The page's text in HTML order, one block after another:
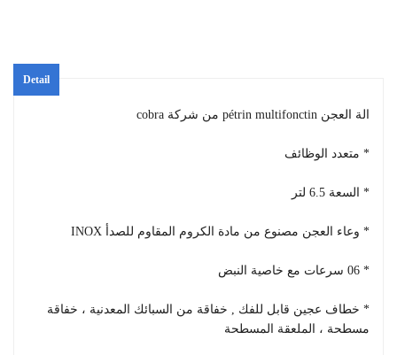
Detail
الة العجن pétrin multifonctin من شركة cobra
* متعدد الوظائف
* السعة 6.5 لتر
* وعاء العجن مصنوع من مادة الكروم المقاوم للصدأ INOX
* 06 سرعات مع خاصية النبض
* خطاف عجين قابل للفك , خفاقة من السبائك المعدنية ، خفاقة
مسطحة ، الملعقة المسطحة